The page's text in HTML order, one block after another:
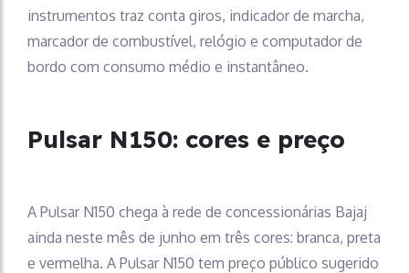
instrumentos traz conta giros, indicador de marcha,
marcador de combustível, relógio e computador de
bordo com consumo médio e instantâneo.
Pulsar N150: cores e preço
A Pulsar N150 chega à rede de concessionárias Bajaj
ainda neste mês de junho em três cores: branca, preta
e vermelha. A Pulsar N150 tem preço público sugerido